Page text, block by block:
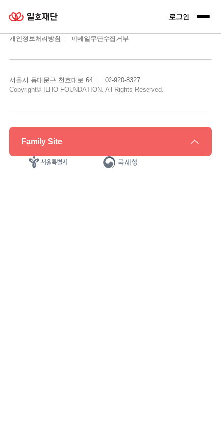
일호재단 로고 로그인 전
로그인
개인정보처리방침 이메일무단수집거부
서울시 동대문구 천호대로 64
02-920-8327
Copyright© ILHO FOUNDATION. All Rights Reserved.
Family Site